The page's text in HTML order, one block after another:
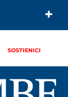
SOSTIENICI